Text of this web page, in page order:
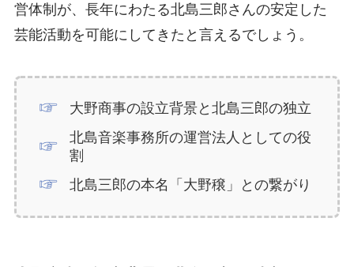
営体制が、長年にわたる北島三郎さんの安定した
芸能活動を可能にしてきたと言えるでしょう。
大野商事の設立背景と北島三郎の独立
北島音楽事務所の運営法人としての役
割
北島三郎の本名「大野穣」との繋がり